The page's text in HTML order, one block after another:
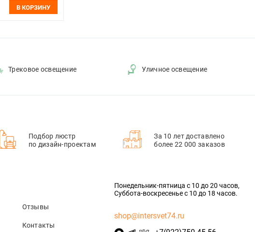
В КОРЗИНУ
Трековое освещение Уличное освещение
Подбор люстр
по дизайн-проектам
За 10 лет доставлено
более 22 000 заказов
Отзывы
Контакты
Понедельник-пятница с 10 до 20 часов,
Суббота-воскресенье с 10 до 18 часов.
shop@intersvet74.ru